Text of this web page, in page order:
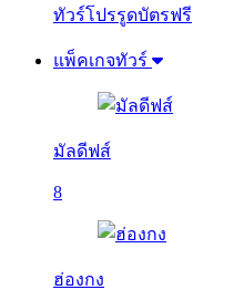
ทัวร์โปรรูดบัตรฟรี
แพ็คเกจทัวร์
มัลดีฟส์
8
ฮ่องกง